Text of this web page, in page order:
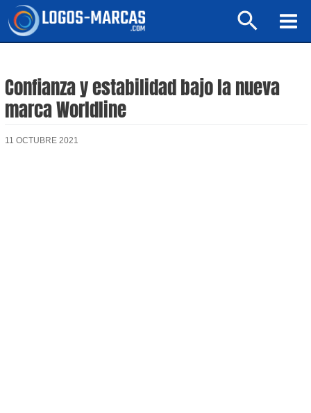
Buscar
Confianza y estabilidad bajo la nueva
marca Worldline
11 OCTUBRE 2021